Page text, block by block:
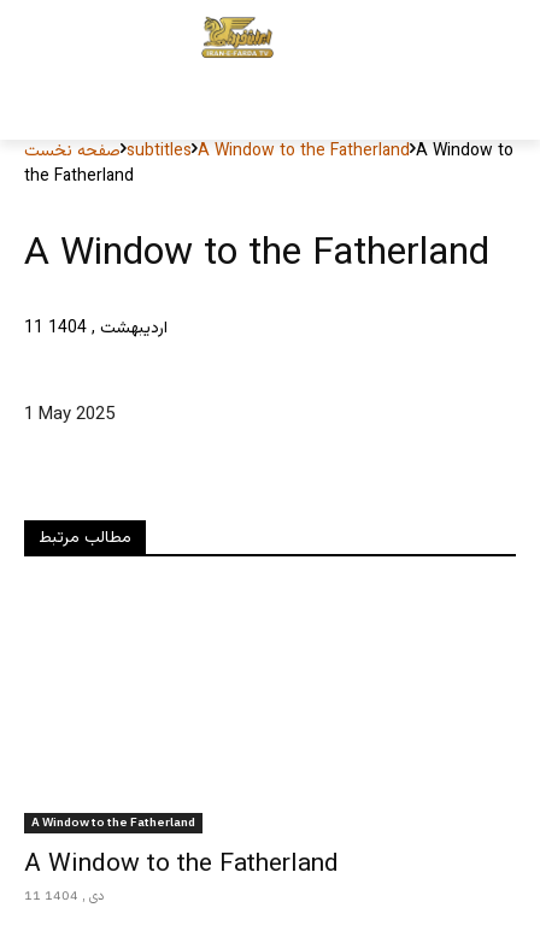
صفحه نخست subtitles A Window to the Fatherland A Window to
the Fatherland
A Window to the Fatherland
11 اردیبهشت , 1404
1 May 2025
مطالب مرتبط
A Window to the Fatherland
A Window to the Fatherland
11 دی , 1404